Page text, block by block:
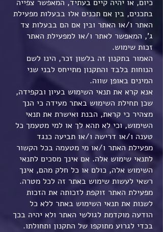
כיום, או יהיה קיים בעתיד, המאפשר צפייה
בתכנים, בין אם תכנים אלו בבעלות מפעילת
האתר ו/או האתר ובין אם הם בבעלות צד
ג', המאפשר לאתר ו/או למפעילת האתר
זכות שימוש.
האמור בתקנון זה בלשון זכר, הינו לשם
הנוחות בלבד והתקנון מתייחס לבני שני
המינים באופן שווה.
אנא קרא את תנאי השימוש בעיון ובקפידה,
שכן תחילת השימוש באתר מעידה כי הנך
מצהיר כי קראת, הבנת ואישרת את תנאי
השימוש, וכי לא תהא לך או למי מטעמך כל
טענה ו/או דרישה ו/או תביעה כנגד
מפעילת האתר ו/או מי מטעמה בכל הקשור
לתנאי שימוש אלה. אם אינך מסכים לתנאי
השימוש אלה, כולם או כל חלק מהם, אינך
רשאי לעשות שימוש באתר זה לכל מטרה.
מפעילת האתר זוקפת לזכותה את הזכות
לשנות את תנאי השימוש באתר ללא כל
הודעה מוקדמת לגולשי האתר ולא יהיה בכך
בכדי לגרוע מתוקפו של התקנון ותחולתו.